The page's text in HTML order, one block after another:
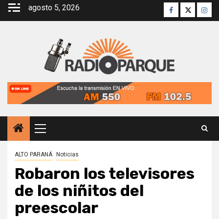
Saltar
agosto 5, 2026 Facebook
Twitter
Menú
principal
ALTO PARANÁ Noticias
Robaron los televisores
de los niñitos del
preescolar